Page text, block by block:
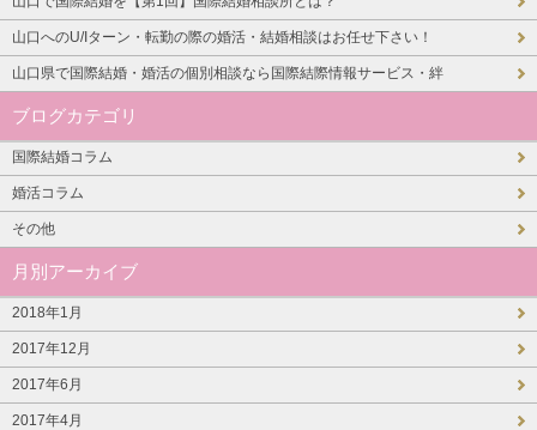
山口へのU/Iターン・転勤の際の婚活・結婚相談はお任せ下さい！
山口県で国際結婚・婚活の個別相談なら国際結際情報サービス・絆
ブログカテゴリ
国際結婚コラム
婚活コラム
その他
月別アーカイブ
2018年1月
2017年12月
2017年6月
2017年4月